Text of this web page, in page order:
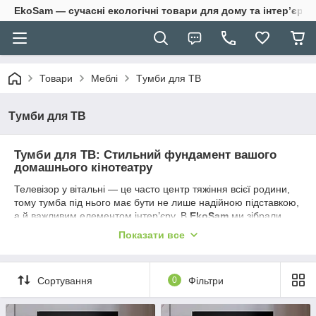
EkoSam — сучасні екологічні товари для дому та інтер’єру.
Товари Меблі Tумби для ТВ
Tумби для ТВ
Тумби для ТВ: Стильний фундамент вашого
домашнього кінотеатру
Телевізор у вітальні — це часто центр тяжіння всієї родини,
тому тумба під нього має бути не лише надійною підставкою,
а й важливим елементом інтер’єру. В EkoSam ми зібрали
колекцію ТВ-тумб, які поєднують у собі сучасний дизайн,
Чому обирають тумби для ТВ в EkoSam?
що забезпечують оптимальну висоту для перегляду
Показати все
Сортування 0 Фільтри